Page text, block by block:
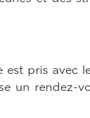
pris avec
un rendez-